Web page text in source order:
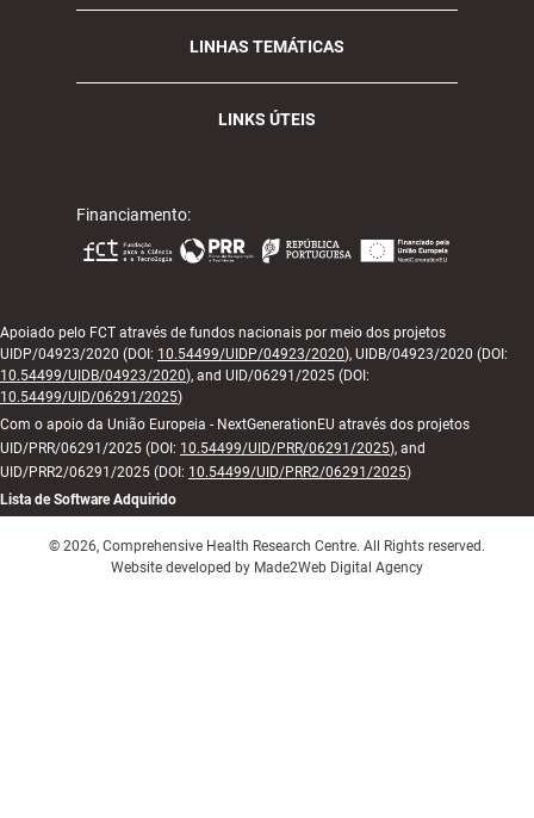
LINHAS TEMÁTICAS
LINKS ÚTEIS
Financiamento:
Apoiado pelo FCT através de fundos nacionais por meio dos projetos
UIDP/04923/2020 (DOI: 10.54499/UIDP/04923/2020), UIDB/04923/2020 (DOI:
10.54499/UIDB/04923/2020), and UID/06291/2025 (DOI:
10.54499/UID/06291/2025)
Com o apoio da União Europeia - NextGenerationEU através dos projetos
UID/PRR/06291/2025 (DOI: 10.54499/UID/PRR/06291/2025), and
UID/PRR2/06291/2025 (DOI: 10.54499/UID/PRR2/06291/2025)
Lista de Software Adquirido
© 2026, Comprehensive Health Research Centre. All Rights reserved.
Website developed by Made2Web Digital Agency